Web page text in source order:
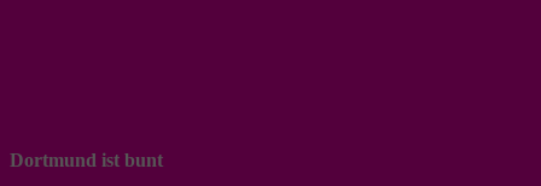
Dortmund ist bunt